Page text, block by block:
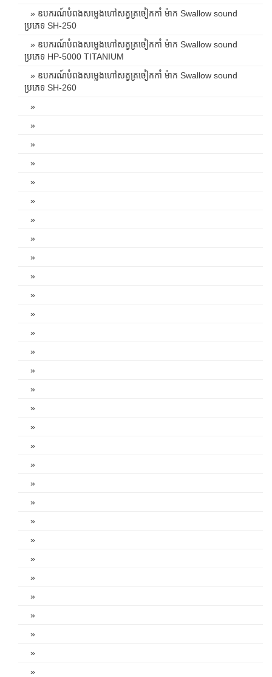
» ឧបករណ៍បំពងសម្លេងហៅសត្វត្រចៀកកាំ ម៉ាក Swallow sound
ប្រភេទ SH-250
» ឧបករណ៍បំពងសម្លេងហៅសត្វត្រចៀកកាំ ម៉ាក Swallow sound
ប្រភេទ HP-5000 TITANIUM
» ឧបករណ៍បំពងសម្លេងហៅសត្វត្រចៀកកាំ ម៉ាក Swallow sound
ប្រភេទ SH-260
»
»
»
»
»
»
»
»
»
»
»
»
»
»
»
»
»
»
»
»
»
»
»
»
»
»
»
»
»
»
»